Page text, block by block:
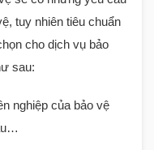
tuy nhiên tiêu chuẩn
cho dịch vụ bảo
sau:
nghiệp của bảo vệ